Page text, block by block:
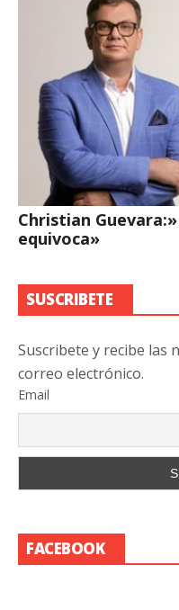
Christian
equivoca»
SUSCRIBETE
Suscribete y recibe las
correo electrónico.
Email
FACEBOOK